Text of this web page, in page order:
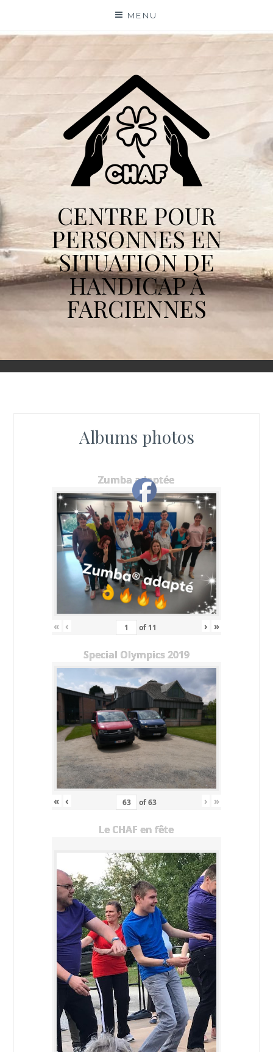
content
MENU
CENTRE POUR
PERSONNES EN
SITUATION DE
HANDICAP À
FARCIENNES
Albums photos
Zumba adaptée
« ‹ of 11 › »
Special Olympics 2019
« ‹ of63 › »
Le CHAF en fête